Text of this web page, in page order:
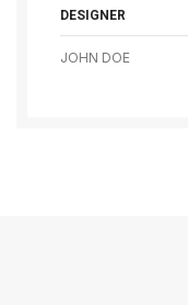
DESIGNER
JOHN DOE